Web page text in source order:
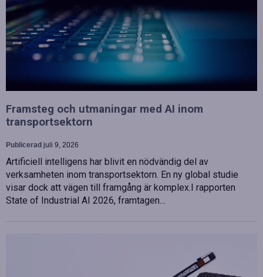
Framsteg och utmaningar med AI inom
transportsektorn
Publicerad juli 9, 2026
Artificiell intelligens har blivit en nödvändig del av
verksamheten inom transportsektorn. En ny global studie
visar dock att vägen till framgång är komplex.I rapporten
State of Industrial AI 2026, framtagen…